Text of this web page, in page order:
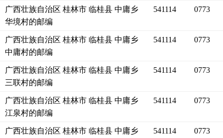
广西壮族自治区 桂林市 临桂县 中庸乡
华境村的邮编
541114 0773
广西壮族自治区 桂林市 临桂县 中庸乡
中庸村的邮编
541114 0773
广西壮族自治区 桂林市 临桂县 中庸乡
三联村的邮编
541114 0773
广西壮族自治区 桂林市 临桂县 中庸乡
江泉村的邮编
541114 0773
广西壮族自治区 桂林市 临桂县 中庸乡
541114 0773